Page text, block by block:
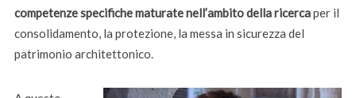
competenze specifiche maturate nell’ambito della ricercaper il
consolidamento, la protezione, la messa in sicurezza del
patrimonio architettonico.